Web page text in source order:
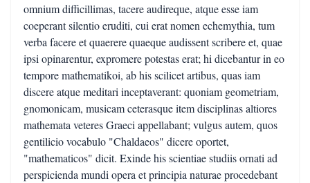
omnium difficillimas, tacere audireque, atque esse iam
coeperant silentio eruditi, cui erat nomen echemythia, tum
verba facere et quaerere quaeque audissent scribere et, quae
ipsi opinarentur, expromere potestas erat; hi dicebantur in eo
tempore mathematikoi, ab his scilicet artibus, quas iam
discere atque meditari inceptaverant: quoniam geometriam,
gnomonicam, musicam ceterasque item disciplinas altiores
mathemata veteres Graeci appellabant; vulgus autem, quos
gentilicio vocabulo "Chaldaeos" dicere oportet,
"mathematicos" dicit. Exinde his scientiae studiis ornati ad
perspicienda mundi opera et principia naturae procedebant